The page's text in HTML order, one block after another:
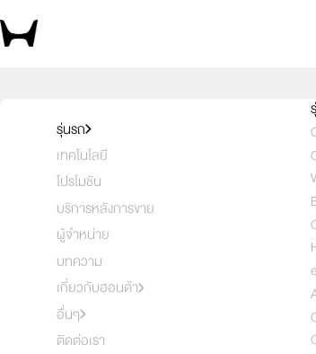
รุ่นรถ
เทคโนโลยี
โปรโมชัน
บริการหลังการขาย
ผู้จำหน่าย
บทความ
เกี่ยวกับฮอนด้า
อื่นๆ
ติดต่อเรา
สัมผัสความสปอร์ต ด้วยตัว